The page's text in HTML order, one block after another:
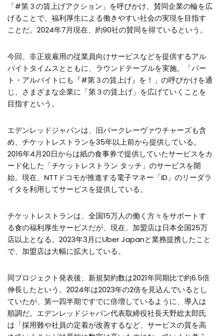
「#第３の賃上げアクション」を呼びかけ、賛同企業の輪を広
げることで、福利厚生による働きやすい社会の実現を目指す
ことだ。2024年7月現在、約90社の賛同を得ているという。
今回、非正規雇用の従業員向けサービスなどを提供するアル
バイトタイムスとともに、ラウンドテーブルを実施。「パー
ト・アルバイトにも『#第３の賃上げ』を！」の呼びかけを通
じ、さまざまな企業に「第３の賃上げ」を広げていくことを
目指すという。
エデンレッドジャパンは、旧バークレーヴァウチャーズも含
め、チケットレストランを35年以上前から提供している。
2016年4月20日からは紙の食事券で提供していたサービスをカ
ード化した「チケットレストラン タッチ」のサービスを開
始。現在、NTTドコモが推進する電子マネー「iD」のリーダラ
イタを利用してサービスを提供している。
チケットレストランは、全国15万人の働く方々をサポートす
る食の福利厚生サービスだが、現在、加盟店は日本全国25万
店以上となる。2023年3月にUberJapanと業務提携したこと
で、加盟店は大幅に拡大している。
同プロジェクト発表後、新規契約数は2021年同期比で約6.5倍
伸長したという。2024年は2023年の2倍を見込んでいるとし
ていたが、第一四半期ですでに倍増しているように、導入は
順調だ。エデンレッドジャパン代表取締役社長天野総太郎氏
は「採用難や社員の定着が改善するなど、サービスの質を高